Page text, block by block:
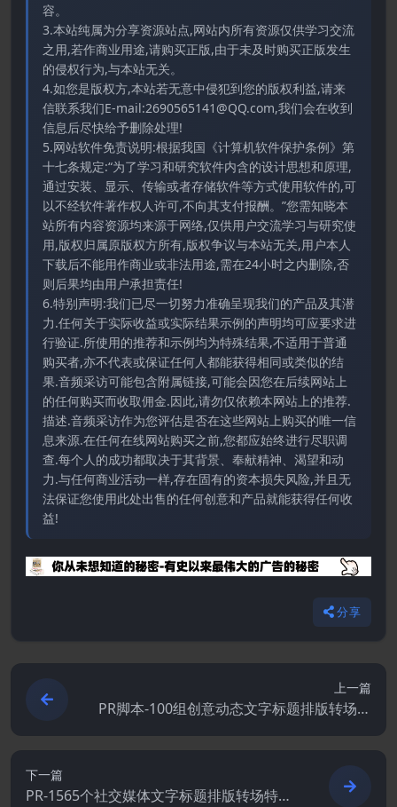
容。
3.本站纯属为分享资源站点,网站内所有资源仅供学习交流
之用,若作商业用途,请购买正版,由于未及时购买正版发生
的侵权行为,与本站无关。
4.如您是版权方,本站若无意中侵犯到您的版权利益,请来
信联系我们E-mail:2690565141@QQ.com,我们会在收到
信息后尽快给予删除处理!
5.网站软件免责说明:根据我国《计算机软件保护条例》第
十七条规定:“为了学习和研究软件内含的设计思想和原理,
通过安装、显示、传输或者存储软件等方式使用软件的,可
以不经软件著作权人许可,不向其支付报酬。”您需知晓本
站所有内容资源均来源于网络,仅供用户交流学习与研究使
用,版权归属原版权方所有,版权争议与本站无关,用户本人
下载后不能用作商业或非法用途,需在24小时之内删除,否
则后果均由用户承担责任!
6.特别声明:我们已尽一切努力准确呈现我们的产品及其潜
力.任何关于实际收益或实际结果示例的声明均可应要求进
行验证.所使用的推荐和示例均为特殊结果,不适用于普通
购买者,亦不代表或保证任何人都能获得相同或类似的结
果.音频采访可能包含附属链接,可能会因您在后续网站上
的任何购买而收取佣金.因此,请勿仅依赖本网站上的推荐.
描述.音频采访作为您评估是否在这些网站上购买的唯一信
息来源.在任何在线网站购买之前,您都应始终进行尽职调
查.每个人的成功都取决于其背景、奉献精神、渴望和动
力.与任何商业活动一样,存在固有的资本损失风险,并且无
法保证您使用此处出售的任何创意和产品就能获得任何收
益!
分享
上一篇
PR脚本-100组创意动态文字标题排版转场过
下一篇
PR-1565个社交媒体文字标题排版转场特效